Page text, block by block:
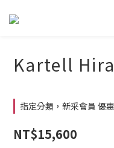
Kartell
指定分類，新采會員 優
NT$15,600